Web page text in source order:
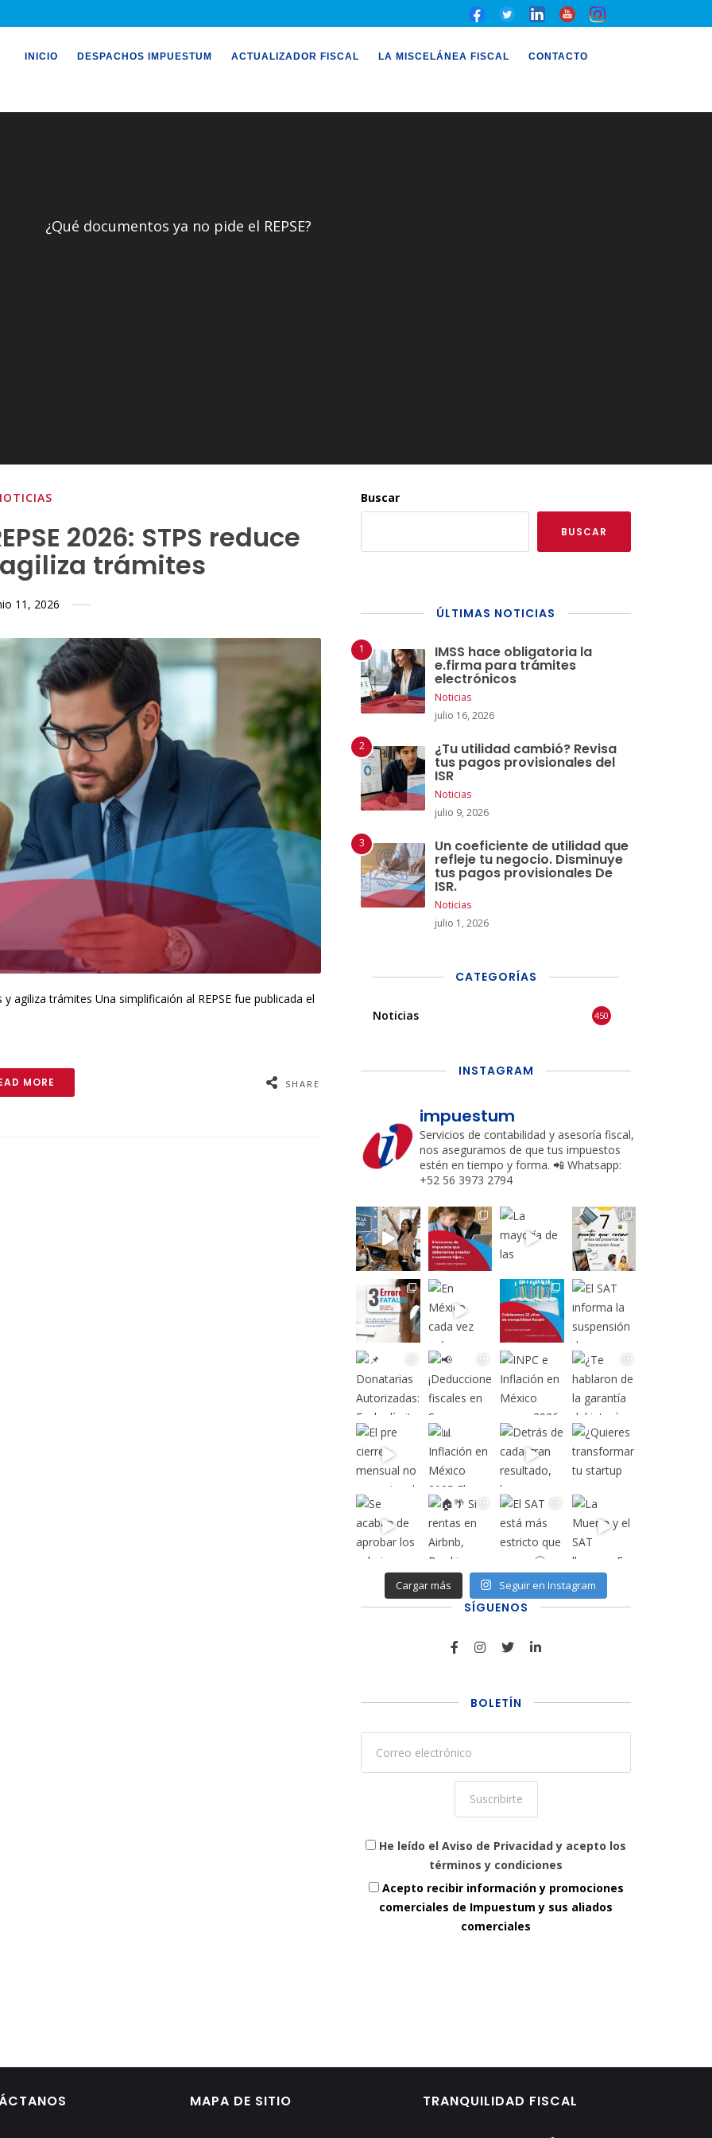
INICIO DESPACHOS IMPUESTUM ACTUALIZADOR FISCAL LA MISCELÁNEA FISCAL CONTACTO
¿Qué documentos ya no pide el REPSE?
2026: STPS reduce
trámites
11, 2026
agiliza trámites Una simplificaión al REPSE fue publicada el
MORE SHARE
Buscar
BUSCAR
ÚLTIMAS NOTICIAS
IMSS hace obligatoria la
e.firma para trámites
electrónicos
Noticias
julio 16, 2026
¿Tu utilidad cambió? Revisa
tus pagos provisionales del
ISR
Noticias
julio 9, 2026
Un coeficiente de utilidad que
refleje tu negocio. Disminuye
tus pagos provisionales De
ISR.
Noticias
julio 1, 2026
CATEGORÍAS
Noticias 450
INSTAGRAM
impuestum
Servicios de contabilidad y asesoría fiscal,
nos aseguramos de que tus impuestos
estén en tiempo y forma. 📲 Whatsapp:
+52 56 3973 2794
Cargar más Seguir en Instagram
SÍGUENOS
BOLETÍN
He leído el Aviso de Privacidad y acepto los
términos y condiciones
Acepto recibir información y promociones
comerciales de Impuestum y sus aliados
comerciales
MAPA DE SITIO TRANQUILIDAD FISCAL